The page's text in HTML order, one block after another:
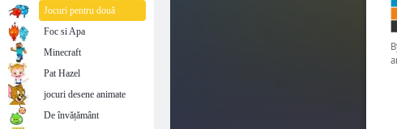
Jocuri pentru două
Foc si Apa
Minecraft
Pat Hazel
jocuri desene animate
De învățământ